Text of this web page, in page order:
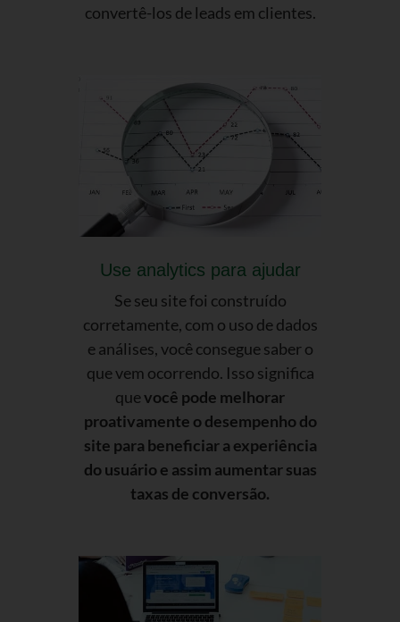
convertê-los de leads em clientes.
Use analytics para ajudar
Se seu site foi construído
corretamente, com o uso de dados
e análises, você consegue saber o
que vem ocorrendo. Isso significa
quevocê pode melhorar
proativamente o desempenho do
site para beneficiar a experiência
do usuário e assim aumentar suas
taxas de conversão.